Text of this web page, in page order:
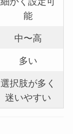
能
中〜高
多い
選択肢が多く
迷いやすい